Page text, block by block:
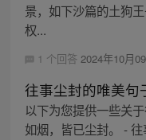
景，如下沙篇的土狗
权...
1 个回答 2024年10月
往事尘封的唯美句
以下为您提供一些关
如烟，皆已尘封。 -